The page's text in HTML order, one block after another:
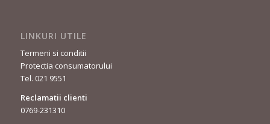
LINKURI UTILE
Termeni si conditii
Protectia consumatorului
Tel. 021 9551
Reclamatii clienti
0769-231310